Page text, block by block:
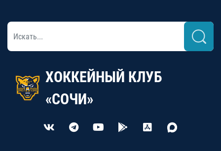
ХОККЕЙНЫЙ КЛУБ
«СОЧИ»